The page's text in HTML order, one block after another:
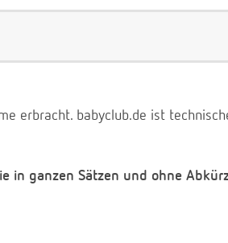
erbracht. babyclub.de ist
in ganzen Sätzen und ohne